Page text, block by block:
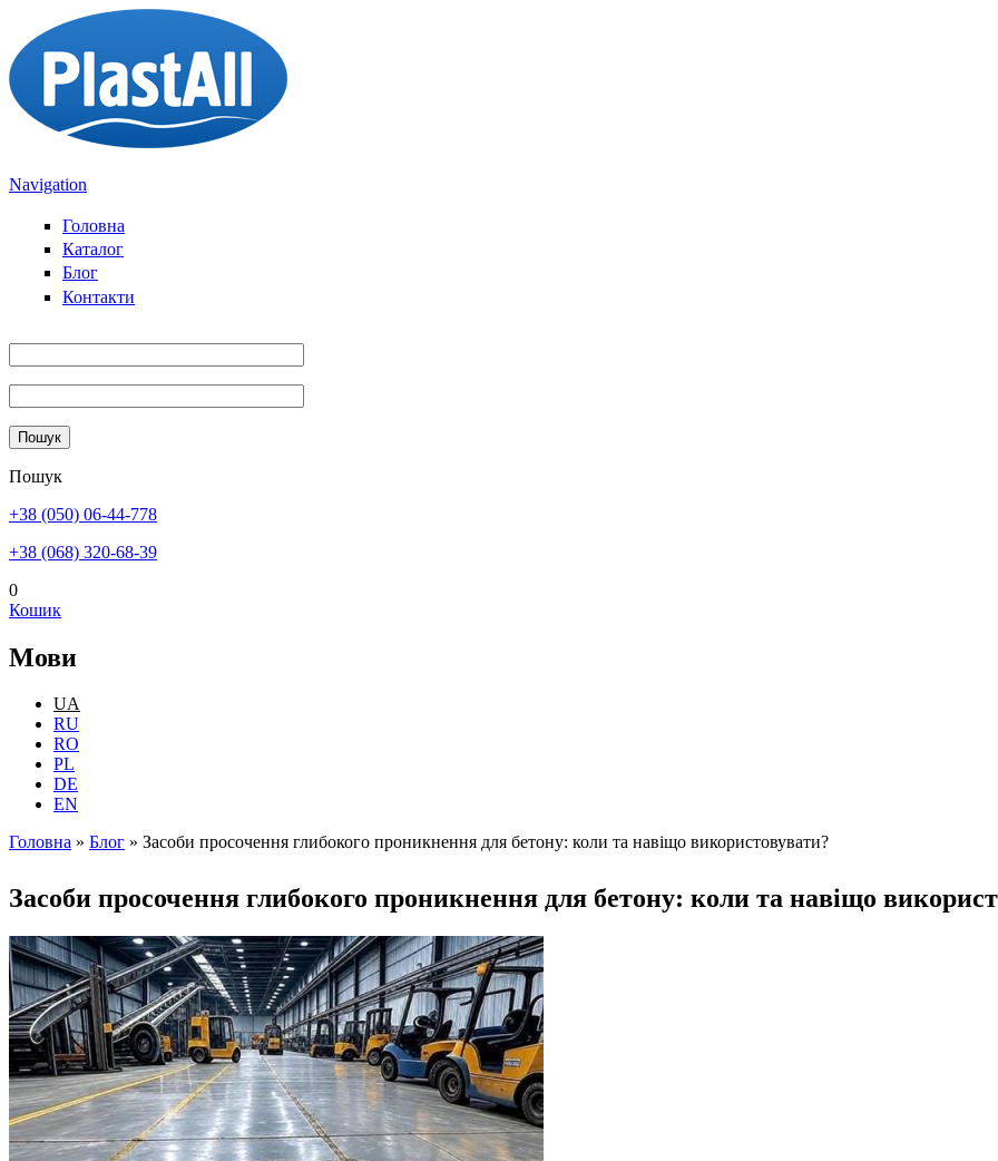
Перейти до основного вмісту
Navigation
Головна
Каталог
Блог
Контакти
Пошук
+38 (050) 06-44-778
+38 (068) 320-68-39
0
Кошик
Мови
UA
RU
RO
PL
DE
EN
Головна » Блог » Засоби просочення глибокого проникнення для бетону: коли та навіщо використовувати?
Засоби просочення глибокого проникнення для бетону: коли та навіщо